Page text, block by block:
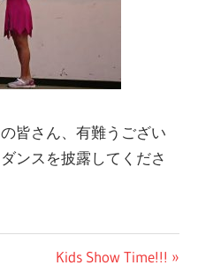
皆さん、有難うござい
ンスを披露してくださ
次
Kids Show Time!!!